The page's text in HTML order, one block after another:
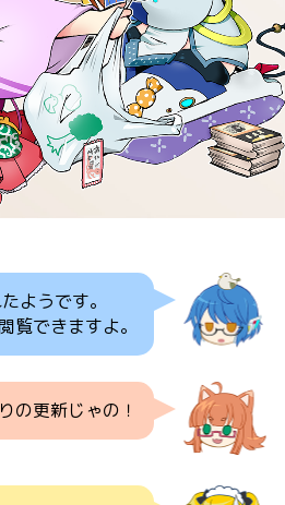
ようです。
覧できますよ。
の更新じゃの！